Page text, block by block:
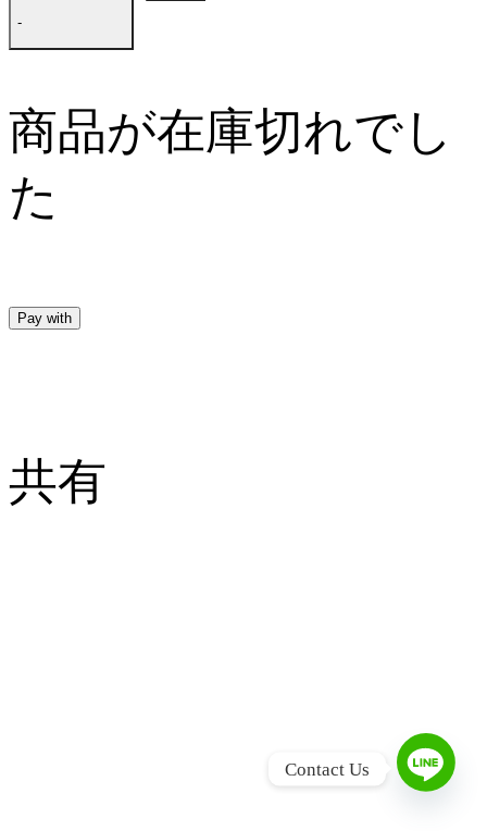
Contact Us
-
商品が在庫切れでし
た
Pay with
共有